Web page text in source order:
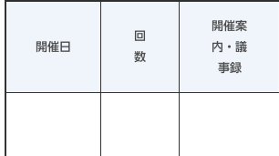
開催日
回
数
開催案
内・議
事録